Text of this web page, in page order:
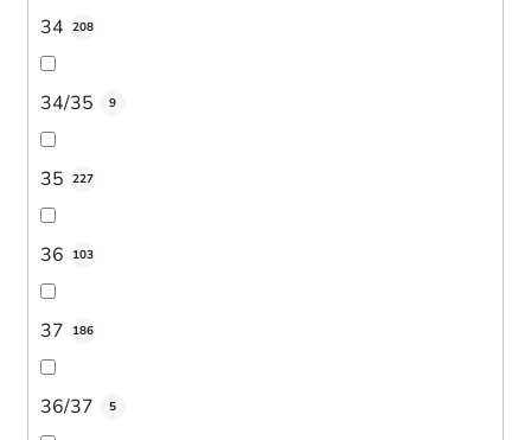
34 208
34/35 9
35 227
36 103
37 186
36/37 5